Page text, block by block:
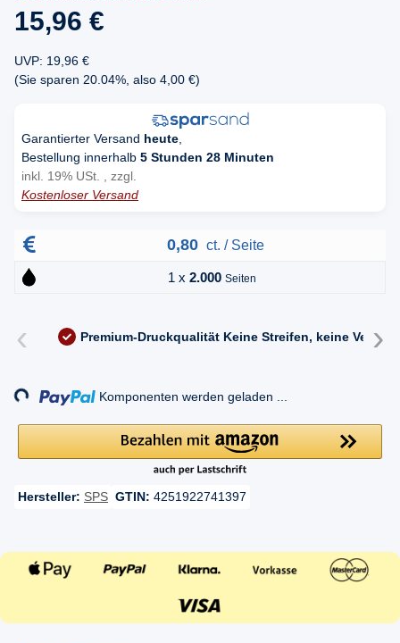
15,96 €
UVP: 19,96 €
(Sie sparen 20.04% , also 4,00 €)
Garantierter Versand heute
Bestellung innerhalb 5 Stunden 28 Minuten
inkl. 19% USt. , zzgl.
Kostenloser Versand
0,80 ct. / Seite
1 x 2.000 Seiten
‹ Premium-Druckqualität Keine Streifen, keine ›
Loading... Komponenten werden geladen ...
Hersteller: SPS GTIN: 4251922741397